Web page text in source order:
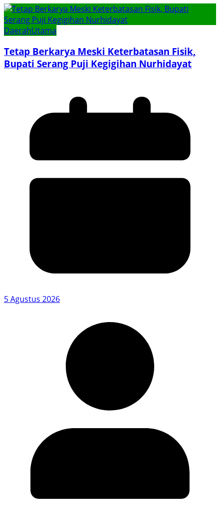
DaerahUtama
Tetap Berkarya Meski Keterbatasan Fisik,
Bupati Serang Puji Kegigihan Nurhidayat
5 Agustus 2026